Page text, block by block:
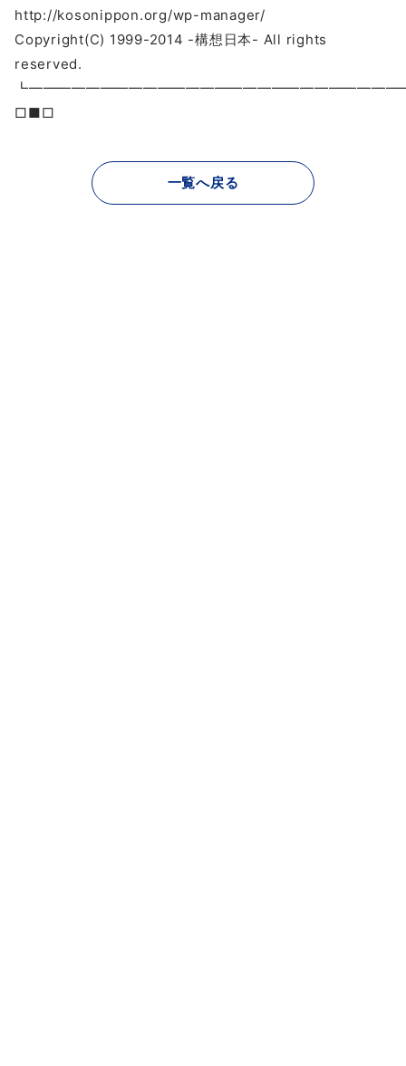
http://kosonippon.org/wp-manager/
Copyright(C) 1999-2014 -構想日本- All rights
reserved.
□■□
一覧へ戻る